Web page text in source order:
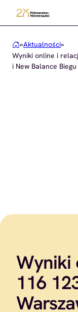
»Aktualności»
Wyniki online i
i New Balance
Wyniki
116